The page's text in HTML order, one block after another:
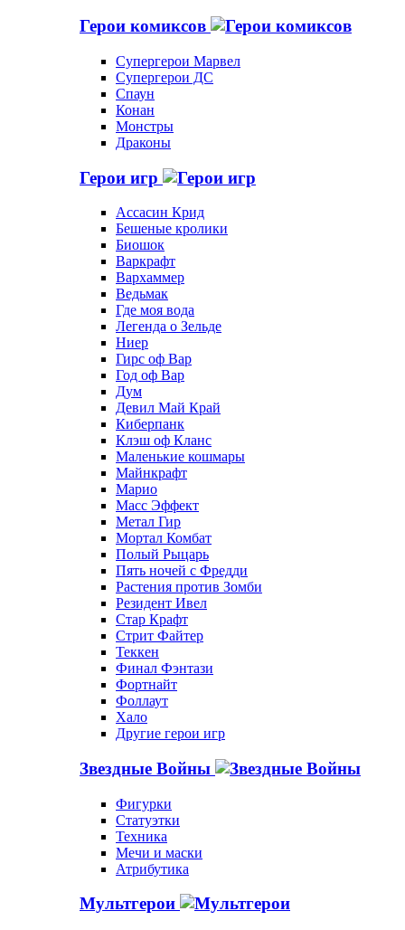
Герои комиксов
Супергерои Марвел
Супергерои ДС
Спаун
Конан
Монстры
Драконы
Герои игр
Ассасин Крид
Бешеные кролики
Биошок
Варкрафт
Вархаммер
Ведьмак
Где моя вода
Легенда о Зельде
Ниер
Гирс оф Вар
Год оф Вар
Дум
Девил Май Край
Киберпанк
Клэш оф Кланс
Маленькие кошмары
Майнкрафт
Марио
Масс Эффект
Метал Гир
Мортал Комбат
Полый Рыцарь
Пять ночей с Фредди
Растения против Зомби
Резидент Ивел
Стар Крафт
Стрит Файтер
Теккен
Финал Фэнтази
Фортнайт
Фоллаут
Хало
Другие герои игр
Звездные Войны
Фигурки
Статуэтки
Техника
Мечи и маски
Атрибутика
Мультгерои